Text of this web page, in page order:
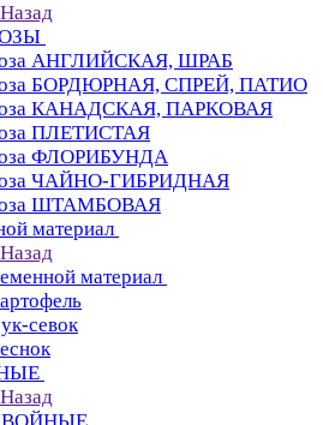
Назад
АНГЛИЙСКАЯ, ШРАБ
БОРДЮРНАЯ, СПРЕЙ, ПАТИО
КАНАДСКАЯ, ПАРКОВАЯ
ПЛЕТИСТАЯ
ФЛОРИБУНДА
ЧАЙНО-ГИБРИДНАЯ
ШТАМБОВАЯ
материал
Назад
материал
севок
Назад